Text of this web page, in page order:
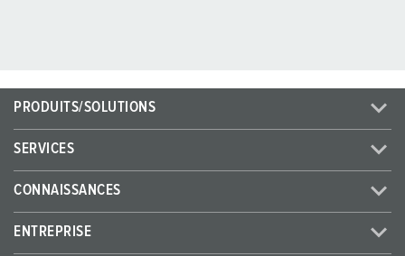
PRODUITS/SOLUTIONS
SERVICES
CONNAISSANCES
ENTREPRISE